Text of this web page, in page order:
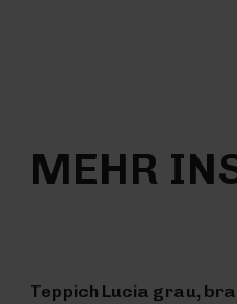
MEHR
Teppich Lucia grau,